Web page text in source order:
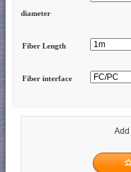
diameter
Fiber Length
Fiber interface
Add